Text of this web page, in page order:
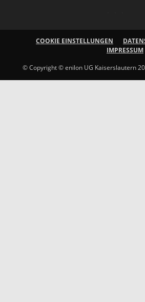
COOKIE EINSTELLUNGEN
IMPRESSUM
© Copyright © enilon UG Kaiserslautern